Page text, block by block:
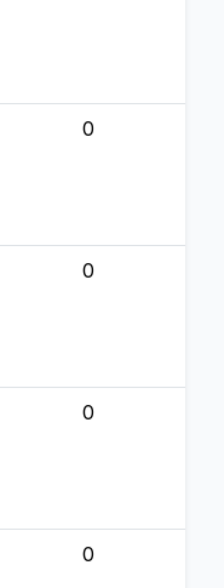
0
0
0
0